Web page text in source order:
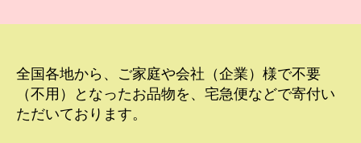
CHILDREN
全国各地から、ご家庭や会社（企業）様で不要
（不用）となったお品物を、宅急便などで寄付い
ただいております。